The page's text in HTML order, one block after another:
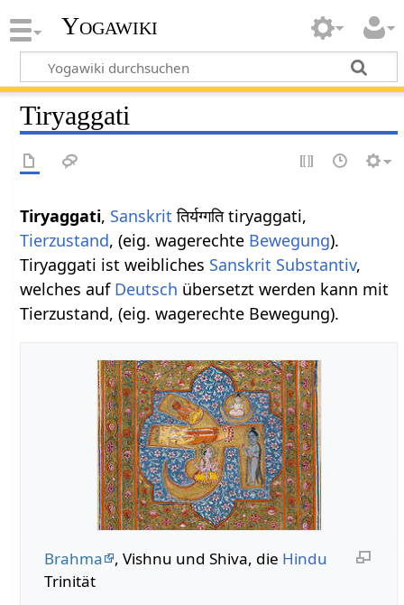
Yogawiki
Tiryaggati
Tiryaggati, Sanskrit तिर्यग्गति tiryaggati,
Tierzustand, (eig. wagerechte Bewegung).
Tiryaggati ist weibliches Sanskrit Substantiv,
welches auf Deutsch übersetzt werden kann mit
Tierzustand, (eig. wagerechte Bewegung).
Brahma , Vishnu und Shiva, die Hindu
Trinität